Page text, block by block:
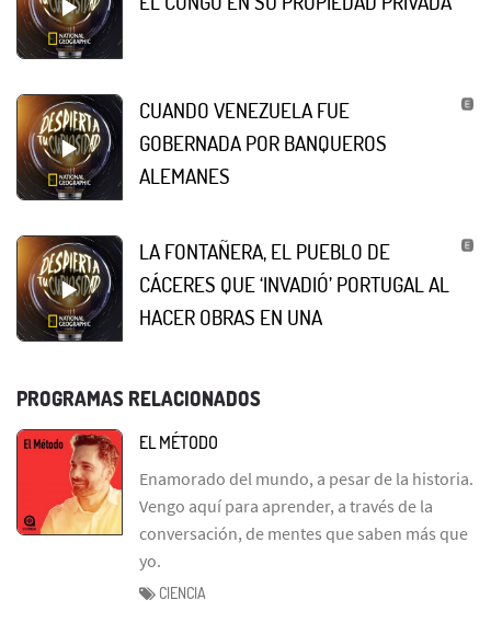
CUANDO VENEZUELA FUE
GOBERNADA POR BANQUEROS
ALEMANES
LA FONTAÑERA, EL PUEBLO DE
CÁCERES QUE ‘INVADIÓ’ PORTUGAL AL
HACER OBRAS EN UNA
PROGRAMAS RELACIONADOS
EL MÉTODO
Enamorado del mundo, a pesar de la historia.
Vengo aquí para aprender, a través de la
conversación, de mentes que saben más que
yo.
CIENCIA